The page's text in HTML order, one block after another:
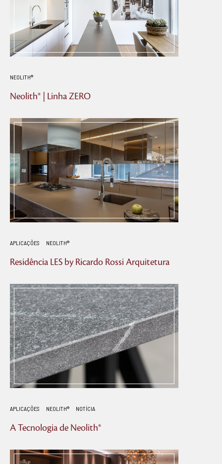
NEOLITH®
Neolith® | Linha ZERO
APLICAÇÕES NEOLITH®
Residência LES by Ricardo Rossi Arquitetura
APLICAÇÕES NEOLITH® NOTÍCIA
A Tecnologia de Neolith®